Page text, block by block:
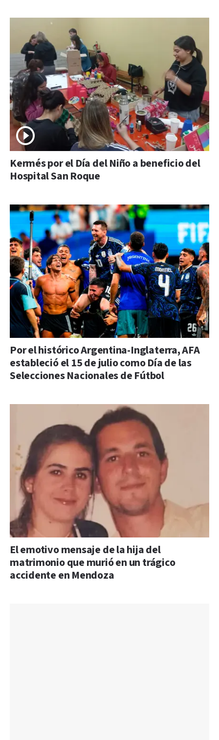
Kermés por el Día del Niño a beneficio del
Hospital San Roque
Por el histórico Argentina-Inglaterra, AFA
estableció el 15 de julio como Día de las
Selecciones Nacionales de Fútbol
El emotivo mensaje de la hija del
matrimonio que murió en un trágico
accidente en Mendoza